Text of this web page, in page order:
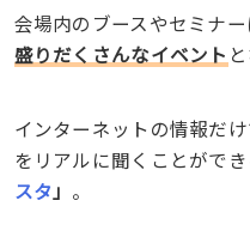
会場内のブースやセミナー
盛りだくさんなイベント
インターネットの情報だ
をリアルに聞くことができ
スタ 」 。